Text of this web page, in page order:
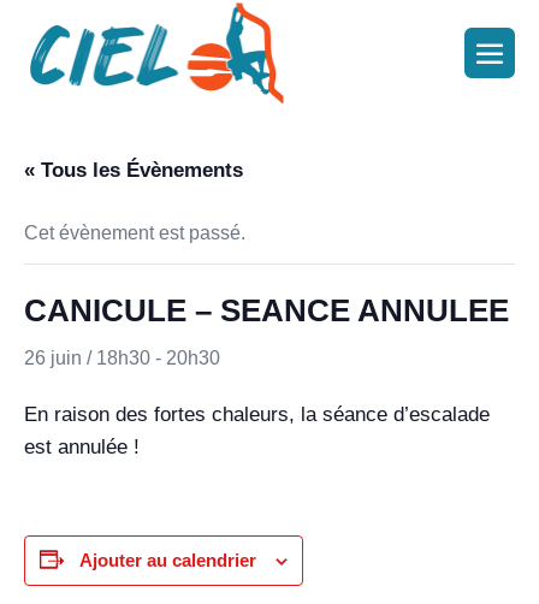
« Tous les Évènements
Cet évènement est passé.
CANICULE – SEANCE ANNULEE
26 juin / 18h30 - 20h30
En raison des fortes chaleurs, la séance d’escalade
est annulée !
Ajouter au calendrier